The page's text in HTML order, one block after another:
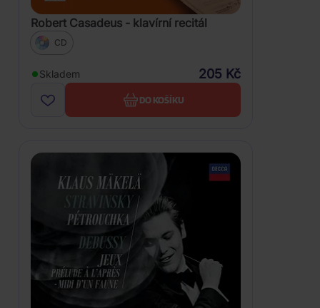
Robert Casadeus - klavírní recitál
CD
Skladem 205 Kč
DO KOŠÍKU